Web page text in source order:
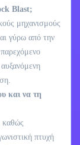
Blast;
μηχανισμούς
γύρω από την
και να τη
καθώς
πτυχή